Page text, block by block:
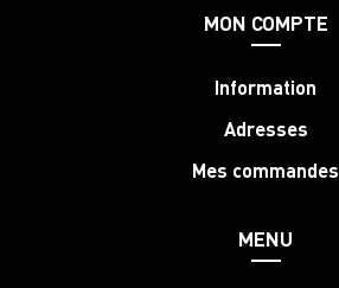
MON COMPTE
Information
Adresses
Mes commandes
MENU